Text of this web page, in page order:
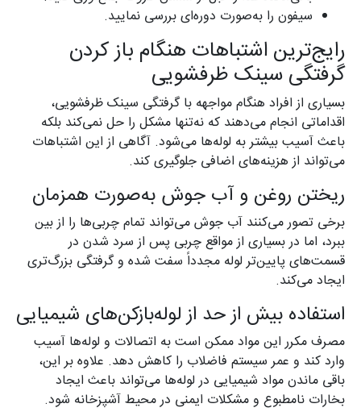
سیفون را به‌صورت دوره‌ای بررسی نمایید.
رایج‌ترین اشتباهات هنگام باز کردن
گرفتگی سینک ظرفشویی
بسیاری از افراد هنگام مواجهه با گرفتگی سینک ظرفشویی،
اقداماتی انجام می‌دهند که نه‌تنها مشکل را حل نمی‌کند بلکه
باعث آسیب بیشتر به لوله‌ها می‌شود. آگاهی از این اشتباهات
می‌تواند از هزینه‌های اضافی جلوگیری کند.
ریختن روغن و آب جوش به‌صورت همزمان
برخی تصور می‌کنند آب جوش می‌تواند تمام چربی‌ها را از بین
ببرد، اما در بسیاری از مواقع چربی پس از سرد شدن در
قسمت‌های پایین‌تر لوله مجدداً سفت شده و گرفتگی بزرگ‌تری
ایجاد می‌کند.
استفاده بیش از حد از لوله‌بازکن‌های شیمیایی
مصرف مکرر این مواد ممکن است به اتصالات و لوله‌ها آسیب
وارد کند و عمر سیستم فاضلاب را کاهش دهد. علاوه بر این،
باقی ماندن مواد شیمیایی در لوله‌ها می‌تواند باعث ایجاد
بخارات نامطبوع و مشکلات ایمنی در محیط آشپزخانه شود.